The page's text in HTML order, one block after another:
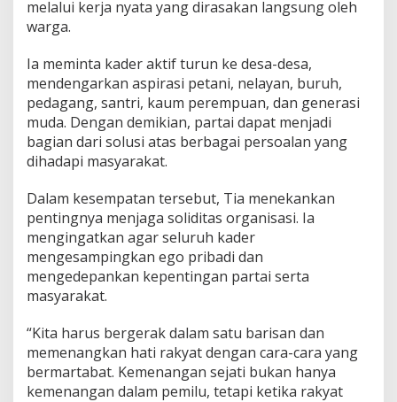
melalui kerja nyata yang dirasakan langsung oleh
warga.
Ia meminta kader aktif turun ke desa-desa,
mendengarkan aspirasi petani, nelayan, buruh,
pedagang, santri, kaum perempuan, dan generasi
muda. Dengan demikian, partai dapat menjadi
bagian dari solusi atas berbagai persoalan yang
dihadapi masyarakat.
Dalam kesempatan tersebut, Tia menekankan
pentingnya menjaga soliditas organisasi. Ia
mengingatkan agar seluruh kader
mengesampingkan ego pribadi dan
mengedepankan kepentingan partai serta
masyarakat.
“Kita harus bergerak dalam satu barisan dan
memenangkan hati rakyat dengan cara-cara yang
bermartabat. Kemenangan sejati bukan hanya
kemenangan dalam pemilu, tetapi ketika rakyat